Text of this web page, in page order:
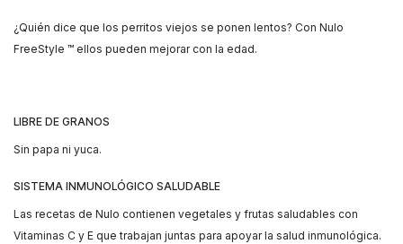
¿Quién dice que los perritos viejos se ponen lentos? Con Nulo
FreeStyle ™ ellos pueden mejorar con la edad.
LIBRE DE GRANOS
Sin papa ni yuca.
SISTEMA INMUNOLÓGICO SALUDABLE
Las recetas de Nulo contienen vegetales y frutas saludables con
Vitaminas C y E que trabajan juntas para apoyar la salud inmunológica.